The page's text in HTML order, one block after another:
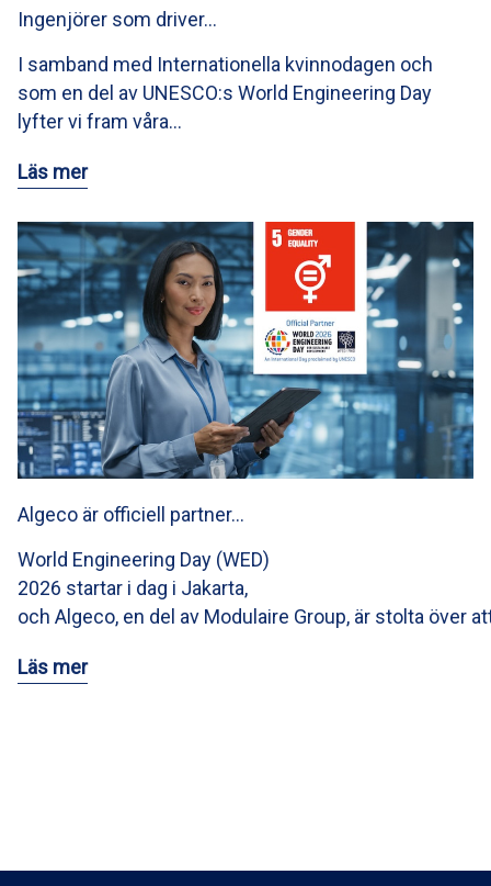
Ingenjörer som driver…
I samband med Internationella kvinnodagen och
som en del av UNESCO:s World Engineering Day
lyfter vi fram våra…
Läs mer
Algeco är officiell partner…
World Engineering Day (WED)
2026 startar i dag i Jakarta,
och Algeco, en del av Modulaire Group, är stolta över
Läs mer